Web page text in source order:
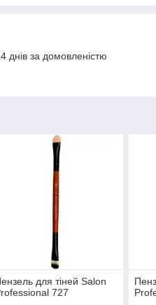
днів за домовленістю
для тіней Salon
727